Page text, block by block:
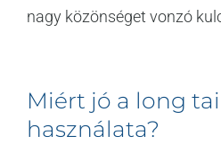
nagy közönséget vonzó
Miért jó a long
használata?